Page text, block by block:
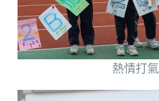
熱情打氣